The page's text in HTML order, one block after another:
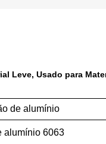
Leve, Usado para
de alumínio
alumínio 6063